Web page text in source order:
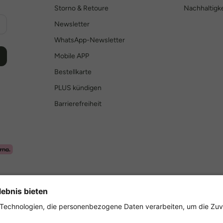
Storno & Retoure
Newsletter
WhatsApp-Newsletter
Mobile APP
Bestellkarte
PLUS kündigen
Barrierefreiheit
Sicher einkaufen mit